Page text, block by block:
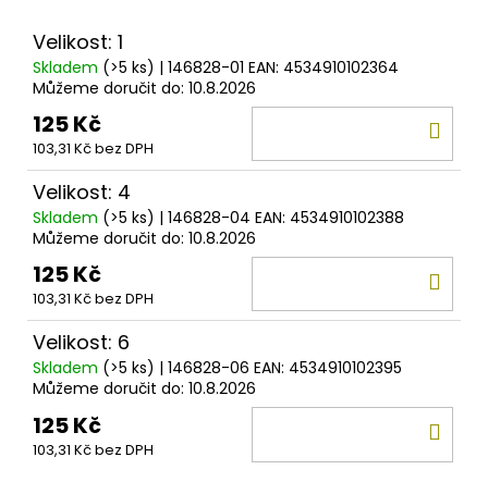
Velikost: 1
Skladem (>5 ks) | 146828-01 EAN: 4534910102364
Můžeme doručit do: 10.8.2026
125 Kč
103,31 Kč bez DPH
Velikost: 4
Skladem (>5 ks) | 146828-04 EAN: 4534910102388
Můžeme doručit do: 10.8.2026
125 Kč
103,31 Kč bez DPH
Velikost: 6
Skladem (>5 ks) | 146828-06 EAN: 4534910102395
Můžeme doručit do: 10.8.2026
125 Kč
103,31 Kč bez DPH
CARP
LEADER
KAYO
HEAVY
25CM
25LBS
59
Kč